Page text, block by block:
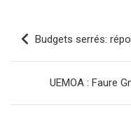
o
o
k
A
p
a
m
Navigation
de
l’article
Budgets serrés:
UEMOA : Faure